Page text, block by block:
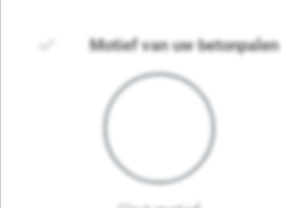
Motief van uw betonpalen